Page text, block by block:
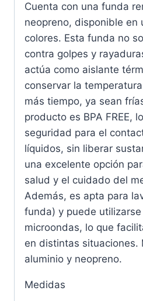
Cuenta con una funda
neopreno, disponible en
colores. Esta funda no
contra golpes y
actúa como aislante
conservar la
más tiempo, ya sean
producto es BPA FREE,
seguridad para el
líquidos, sin liberar
una excelente opción
salud y el cuidado del
Además, es apta para
funda) y puede
microondas, lo que
en distintas situaciones.
aluminio y neopreno.
Medidas